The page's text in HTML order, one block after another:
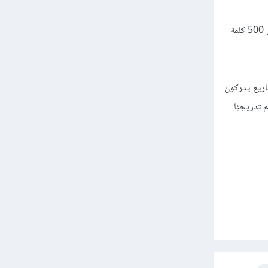
يدركون
تدريجيًا